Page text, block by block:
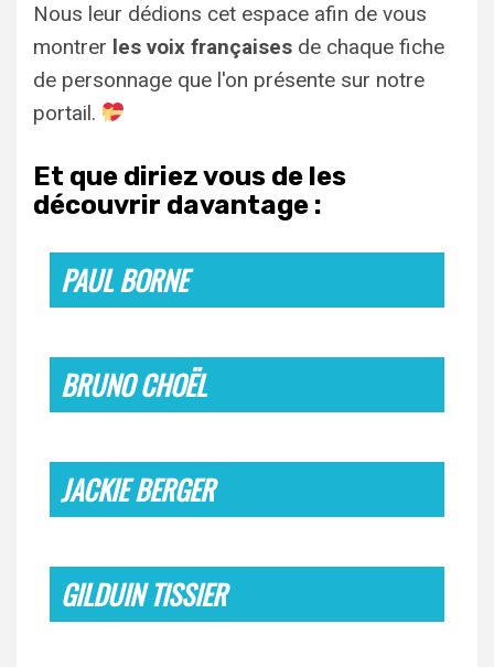
Nous leur dédions cet espace afin de vous
montrer les voix françaises de chaque fiche
de personnage que l'on présente sur notre
portail.
Et que diriez vous de les
découvrir davantage :
PAUL BORNE
BRUNO CHOËL
JACKIE BERGER
GILDUIN TISSIER